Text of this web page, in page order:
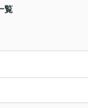
覧